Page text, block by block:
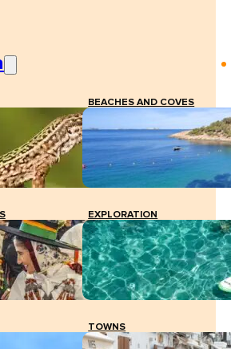
BEACHES AND COVES
EXPLORATION
TOWNS